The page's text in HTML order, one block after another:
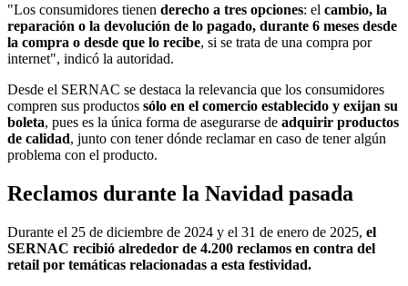
"Los consumidores tienen derecho a tres opciones: el cambio, la
reparación o la devolución de lo pagado, durante 6 meses desde
la compra o desde que lo recibe, si se trata de una compra por
internet", indicó la autoridad.
Desde el SERNAC se destaca la relevancia que los consumidores
compren sus productos sólo en el comercio establecido y exijan su
boleta, pues es la única forma de asegurarse de adquirir productos
de calidad, junto con tener dónde reclamar en caso de tener algún
problema con el producto.
Reclamos durante la Navidad pasada
Durante el 25 de diciembre de 2024 y el 31 de enero de 2025, el
SERNAC recibió alrededor de 4.200 reclamos en contra del
retail por temáticas relacionadas a esta festividad.